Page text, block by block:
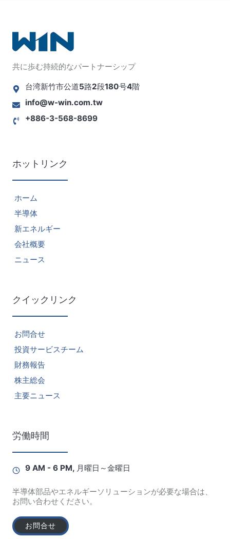
共に歩む持続的なパートナーシップ
台湾新竹市公道5路2段180号4階
info@w-win.com.tw
+886-3-568-8699
ホットリンク
ホーム
半導体
新エネルギー
会社概要
ニュース
クイックリンク
お問合せ
投資サービスチーム
財務報告
株主総会
主要ニュース
労働時間
9 AM - 6 PM, 月曜日～金曜日
半導体部品やエネルギーソリューションが必要な場合は、
お問い合わせください。
お問合せ